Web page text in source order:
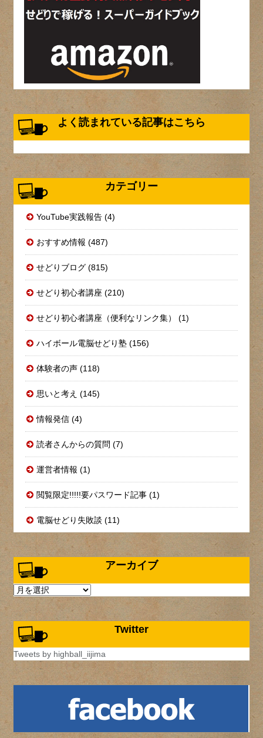
よく読まれている記事はこちら
カテゴリー
YouTube実践報告 (4)
おすすめ情報 (487)
せどりブログ (815)
せどり初心者講座 (210)
せどり初心者講座（便利なリンク集） (1)
ハイボール電脳せどり塾 (156)
体験者の声 (118)
思いと考え (145)
情報発信 (4)
読者さんからの質問 (7)
運営者情報 (1)
閲覧限定!!!!!要パスワード記事 (1)
電脳せどり失敗談 (11)
アーカイブ
ア
イ
ブ
Twitter
Tweets by highball_iijima